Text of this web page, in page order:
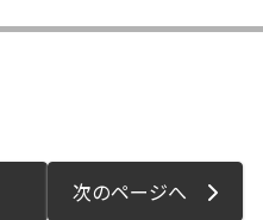
次のページへ